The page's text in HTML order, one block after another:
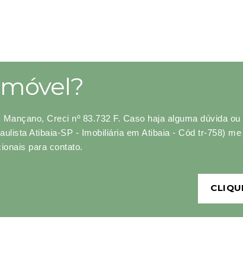
Creci nº 83.732 F. Caso haja alguma dúvida
Atibaia-SP - Imobiliária em Atibaia - Cód tr-758)
para contato.